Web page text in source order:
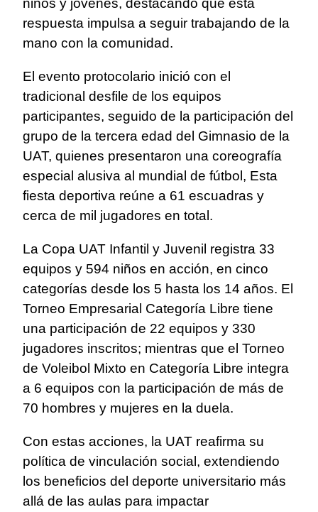
niños y jóvenes, destacando que esta
respuesta impulsa a seguir trabajando de la
mano con la comunidad.
El evento protocolario inició con el
tradicional desfile de los equipos
participantes, seguido de la participación del
grupo de la tercera edad del Gimnasio de la
UAT, quienes presentaron una coreografía
especial alusiva al mundial de fútbol, Esta
fiesta deportiva reúne a 61 escuadras y
cerca de mil jugadores en total.
La Copa UAT Infantil y Juvenil registra 33
equipos y 594 niños en acción, en cinco
categorías desde los 5 hasta los 14 años. El
Torneo Empresarial Categoría Libre tiene
una participación de 22 equipos y 330
jugadores inscritos; mientras que el Torneo
de Voleibol Mixto en Categoría Libre integra
a 6 equipos con la participación de más de
70 hombres y mujeres en la duela.
Con estas acciones, la UAT reafirma su
política de vinculación social, extendiendo
los beneficios del deporte universitario más
allá de las aulas para impactar